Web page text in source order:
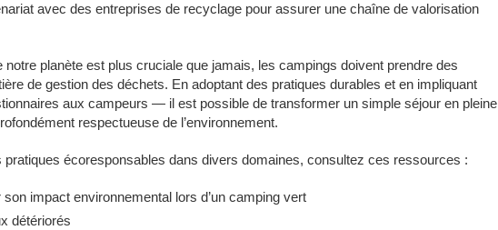
avec des entreprises de recyclage pour assurer une chaîne de valorisation
notre planète est plus cruciale que jamais, les campings doivent prendre des
de gestion des déchets. En adoptant des pratiques durables et en impliquant
aux campeurs — il est possible de transformer un simple séjour en pleine
respectueuse de l’environnement.
pratiques écoresponsables dans divers domaines, consultez ces ressources :
impact environnemental lors d’un camping vert
détériorés